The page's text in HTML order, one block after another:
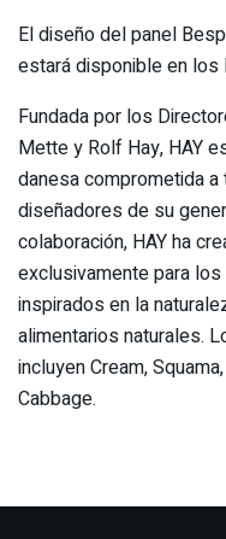
El diseño del panel
estará disponible en los
Fundada por los
Mette y Rolf Hay, HAY
danesa comprometida
diseñadores de su
colaboración, HAY ha
exclusivamente para
inspirados en la
alimentarios naturales.
incluyen Cream,
Cabbage.